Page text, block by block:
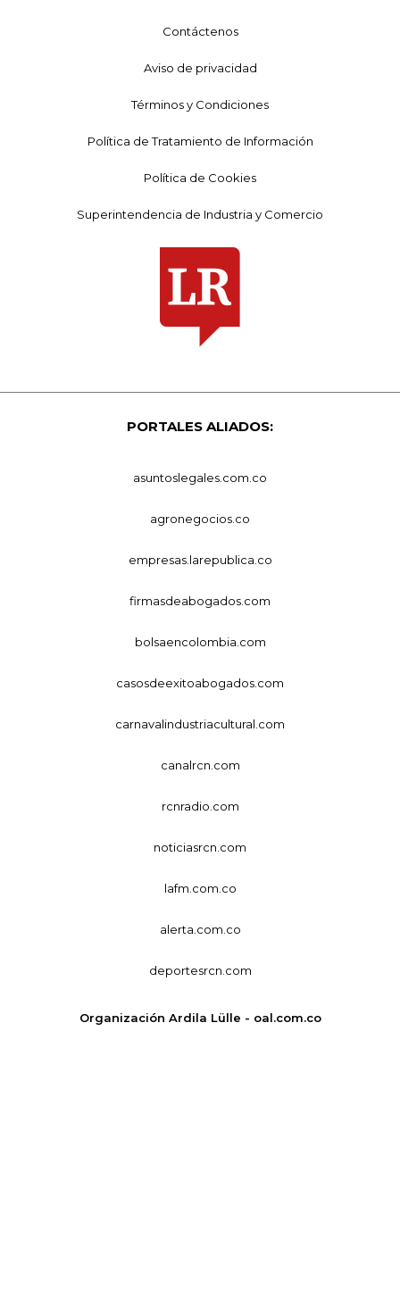
Contáctenos
Aviso de privacidad
Términos y Condiciones
Política de Tratamiento de Información
Política de Cookies
Superintendencia de Industria y Comercio
PORTALES ALIADOS:
asuntoslegales.com.co
agronegocios.co
empresas.larepublica.co
firmasdeabogados.com
bolsaencolombia.com
casosdeexitoabogados.com
carnavalindustriacultural.com
canalrcn.com
rcnradio.com
noticiasrcn.com
lafm.com.co
alerta.com.co
deportesrcn.com
Organización Ardila Lülle - oal.com.co